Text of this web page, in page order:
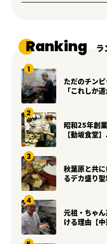
Ranking ラ
ただのチン
「これしか
昭和25年創
【動坂食堂
秋葉原と共
るデカ盛り
元祖・ちゃ
ける理由【